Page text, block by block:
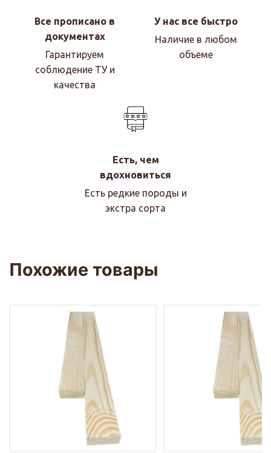
Все прописано в
документах
Гарантируем
соблюдение ТУ и
качества
У нас все быстро
Наличие в любом
объеме
Есть, чем
вдохновиться
Есть редкие породы и
экстра сорта
Похожие товары